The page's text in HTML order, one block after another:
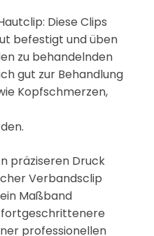
Diese Clips
befestigt und üben
zu behandelnden
gut zur Behandlung
Kopfschmerzen,
präziseren Druck
Verbandsclip
Maßband
fortgeschrittenere
professionellen